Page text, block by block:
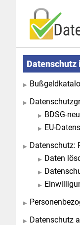
Seitenspalte
Datenschutz
BDSG-neu
EU-
Datenschutz:
Daten
Datenschutz